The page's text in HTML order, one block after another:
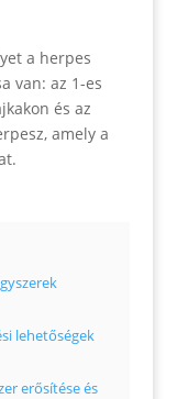
a herpes
van: az 1-es
és az
amely a
lehetőségek
erősítése és